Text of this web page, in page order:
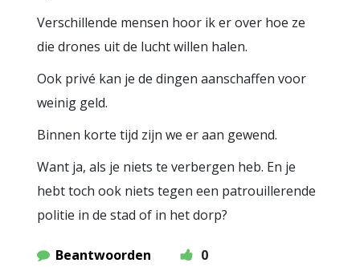
Verschillende mensen hoor ik er over hoe ze
die drones uit de lucht willen halen.
Ook privé kan je de dingen aanschaffen voor
weinig geld.
Binnen korte tijd zijn we er aan gewend.
Want ja, als je niets te verbergen heb. En je
hebt toch ook niets tegen een patrouillerende
politie in de stad of in het dorp?
Beantwoorden
0